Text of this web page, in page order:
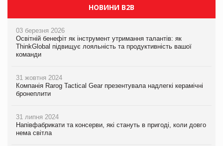
НОВИНИ B2B
03 березня 2026
Освітній бенефіт як інструмент утримання талантів: як
ThinkGlobal підвищує лояльність та продуктивність вашої
команди
31 жовтня 2024
Компанія Rarog Tactical Gear презентувала надлегкі керамічні
бронеплити
31 липня 2024
Напівфабрикати та консерви, які стануть в пригоді, коли довго
нема світла